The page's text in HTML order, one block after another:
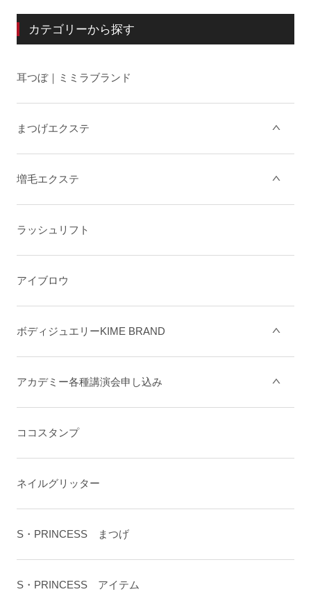
カテゴリーから探す
耳つぼ｜ミミラブランド
まつげエクステ
増毛エクステ
ラッシュリフト
アイブロウ
ボディジュエリーKIME BRAND
アカデミー各種講演会申し込み
ココスタンプ
ネイルグリッター
S・PRINCESS まつげ
S・PRINCESS アイテム